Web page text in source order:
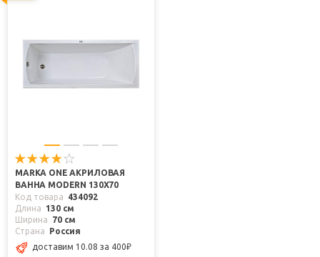
MARKA ONE АКРИЛОВАЯ
ВАННА MODERN 130X70
Код товара
434092
Длина
130 см
Ширина
70 см
Страна
Россия
доставим 10.08 за 400₽